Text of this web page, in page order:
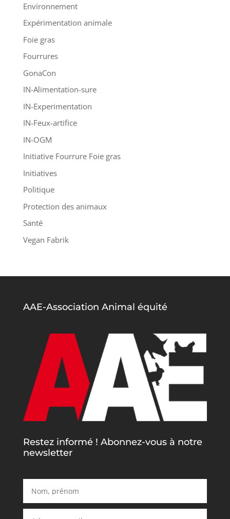
Environnement
Expérimentation animale
Foie gras
Fourrures
GonaCon
IN-Alimentation-sure
IN-Experimentation
IN-Feux-artifice
IN-OGM
Initiative Fourrure Foie gras
Initiatives
Politique
Protection des animaux
Santé
Vegan Fabrik
AAE-Association Animal équité
Restez informé ! Abonnez-vous à notre
newsletter